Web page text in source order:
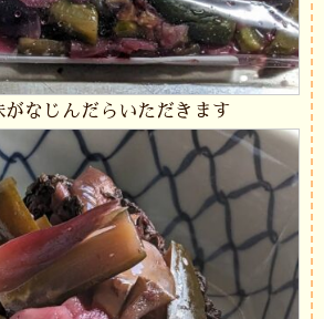
なじんだらいただきます